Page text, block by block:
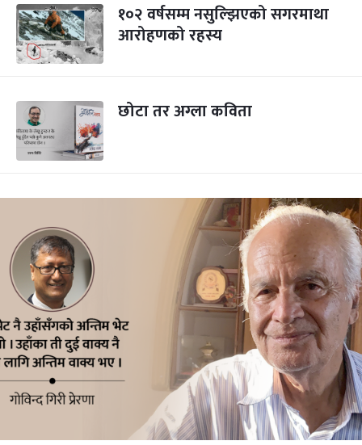
१०२ वर्षसम्म नसुल्झिएको सगरमाथा
आरोहणको रहस्य
छोटा तर अग्ला कविता